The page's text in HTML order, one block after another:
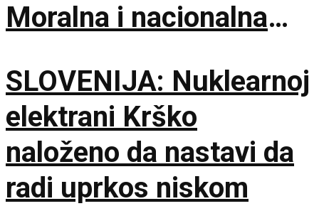
Moralna i nacionalna
istinu o ustaškom
genocidu
SLOVENIJA: Nuklearnoj
elektrani Krško
naloženo da nastavi da
radi uprkos niskom